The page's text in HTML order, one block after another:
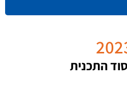
התכנית